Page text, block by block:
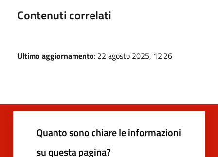
Contenuti correlati
Ultimo aggiornamento: 22 agosto 2025, 12:26
Quanto sono chiare le informazioni
su questa pagina?